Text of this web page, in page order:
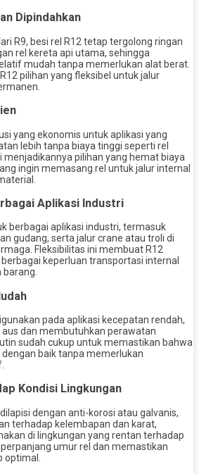
Dipindahkan
R9, besi rel R12 tetap tergolong ringan
rel kereta api utama, sehingga
mudah tanpa memerlukan alat berat.
pilihan yang fleksibel untuk jalur
yang ekonomis untuk aplikasi yang
lebih tanpa biaya tinggi seperti rel
menjadikannya pilihan yang hemat biaya
ingin memasang rel untuk jalur internal
Aplikasi Industri
berbagai aplikasi industri, termasuk
gudang, serta jalur crane atau troli di
Fleksibilitas ini membuat R12
keperluan transportasi internal
barang.
pada aplikasi kecepatan rendah,
aus dan membutuhkan perawatan
sudah cukup untuk memastikan bahwa
baik tanpa memerlukan
Kondisi Lingkungan
dengan anti-korosi atau galvanis,
terhadap kelembapan dan karat,
di lingkungan yang rentan terhadap
umur rel dan memastikan